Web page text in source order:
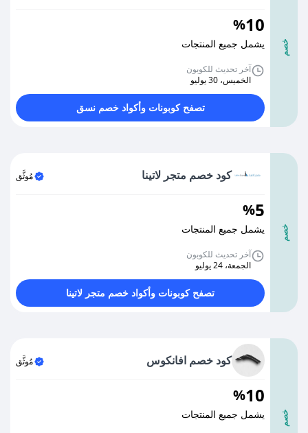
خصم
10
%
يشمل جميع المنتجات
آخر تحديث للكوبون
الخميس، 30 يوليو
تصفح كوبونات وأكواد خصم نسق
خصم
كود خصم متجر لاتينا مُوثَّق
5
%
يشمل جميع المنتجات
آخر تحديث للكوبون
الجمعة، 24 يوليو
تصفح كوبونات وأكواد خصم متجر لاتينا
خصم
كود خصم افانكوس مُوثَّق
10
%
يشمل جميع المنتجات